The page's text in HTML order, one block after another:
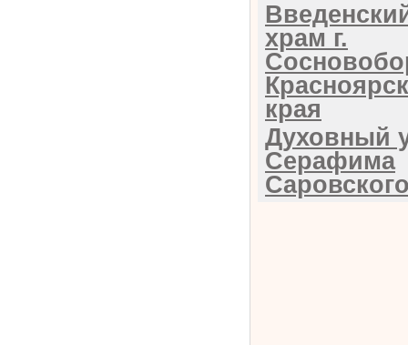
храм г.
края
Духовный
Серафима